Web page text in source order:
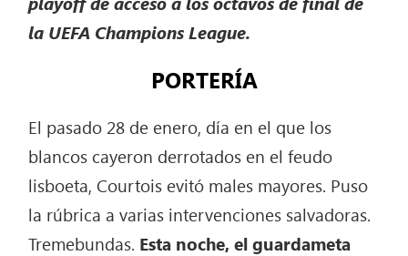
la UEFA Champions League.
PORTERÍA
El pasado 28 de enero, día en el que los
blancos cayeron derrotados en el feudo
lisboeta, Courtois evitó males mayores. Puso
la rúbrica a varias intervenciones salvadoras.
Tremebundas. Esta noche, el guardameta